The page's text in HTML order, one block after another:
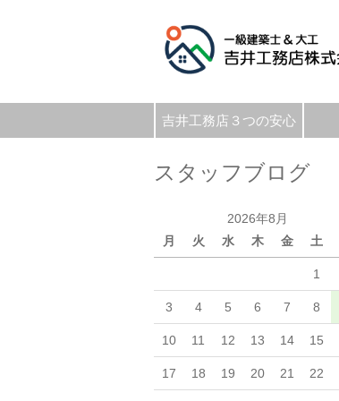
吉井工務店３つの安心
スタッフブログ
2026年8月
月
火 水 木 金 土
1
3 4 5 6 7 8
10 11 12 13 14 15
17 18 19 20 21 22